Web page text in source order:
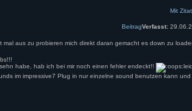
Mit
BeitragVerfasst:
aus zu probieren mich direkt daran gemacht es down zu
habe, hab ich bei mir noch einen fehler endeckt!!
im impressive7 Plug in nur einzelne sound benutzen kann und